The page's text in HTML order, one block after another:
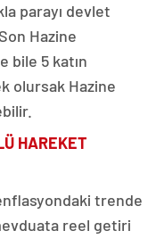
parayı devlet
Hazine
bile 5 katın
olursak Hazine
HAREKET
trende
reel getiri